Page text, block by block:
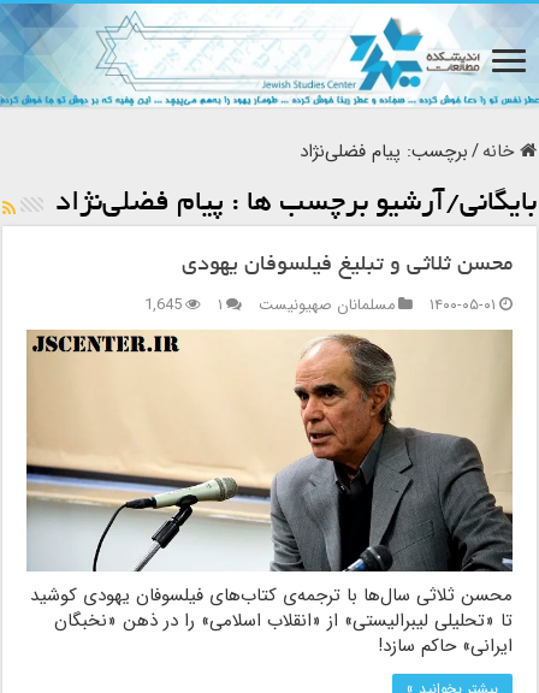
خانه/برچسب: پیام فضلی‌نژاد
بایگانی/آرشیو برچسب ها : پیام فضلی‌نژاد
محسن ثلاثی و تبلیغ فیلسوفان یهودی
۱۴۰۰-۰۵-۰۱
مسلمانان صهیونیست ۱ 1,645
محسن ثلاثی سال‌ها با ترجمه‌ی کتاب‌های فیلسوفان یهودی کوشید
تا «تحلیلی لیبرالیستی» از «انقلاب اسلامی» را در ذهن «نخبگان
ایرانی» حاکم سازد!